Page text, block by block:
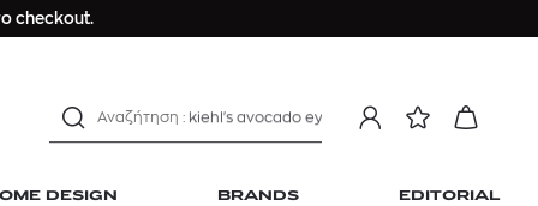
checkout.
DESIGN BRANDS EDITORIAL
kiehl's avocado eye